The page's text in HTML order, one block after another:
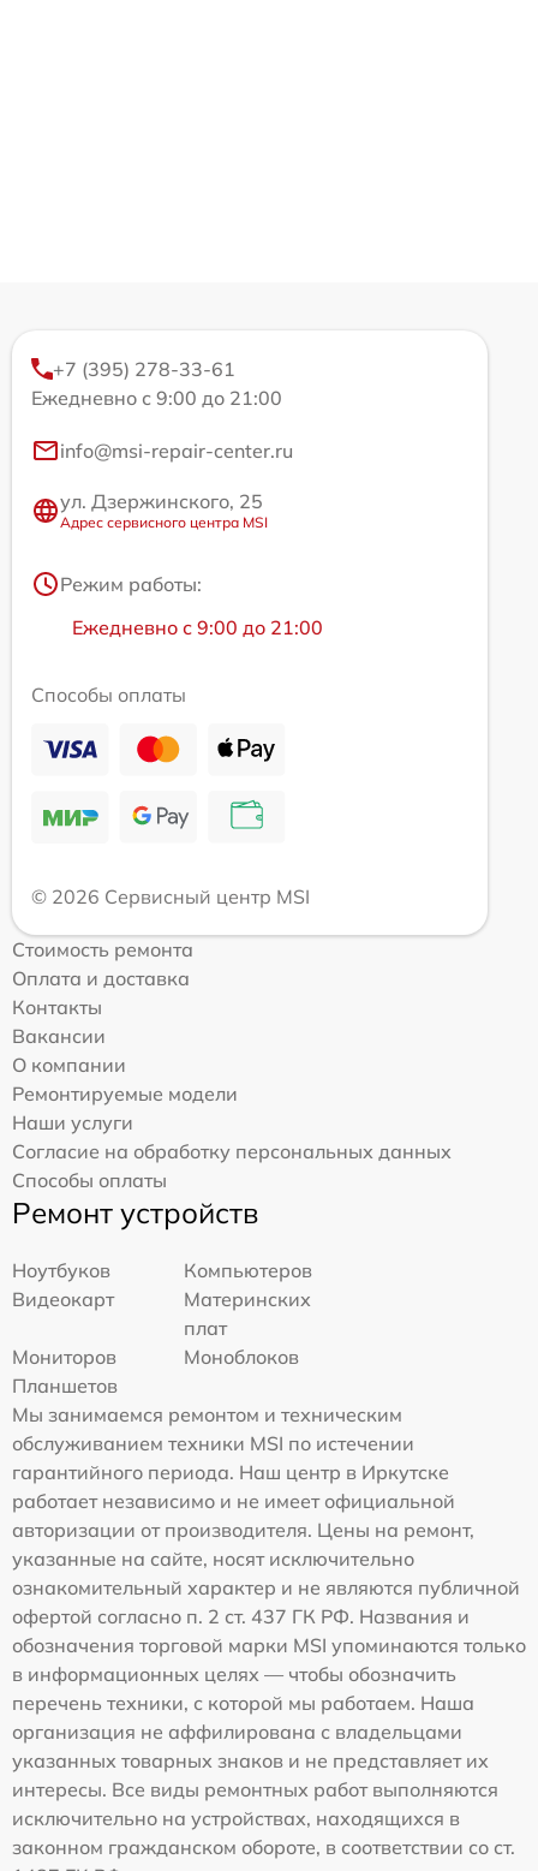
+7 (395) 278-33-61
Ежедневно с 9:00 до 21:00
info@msi-repair-center.ru
ул. Дзержинского, 25
Адрес сервисного центра MSI
Режим работы:
Ежедневно с 9:00 до 21:00
Способы оплаты
© 2026 Сервисный центр MSI
Стоимость ремонта
Оплата и доставка
Контакты
Вакансии
О компании
Ремонтируемые модели
Наши услуги
Согласие на обработку персональных данных
Способы оплаты
Ремонт устройств
Ноутбуков
Компьютеров
Видеокарт
Материнских
плат
Мониторов
Моноблоков
Планшетов
Мы занимаемся ремонтом и техническим
обслуживанием техники MSI по истечении
гарантийного периода. Наш центр в Иркутске
работает независимо и не имеет официальной
авторизации от производителя. Цены на ремонт,
указанные на сайте, носят исключительно
ознакомительный характер и не являются публичной
офертой согласно п. 2 ст. 437 ГК РФ. Названия и
обозначения торговой марки MSI упоминаются только
в информационных целях — чтобы обозначить
перечень техники, с которой мы работаем. Наша
организация не аффилирована с владельцами
указанных товарных знаков и не представляет их
интересы. Все виды ремонтных работ выполняются
исключительно на устройствах, находящихся в
законном гражданском обороте, в соответствии со ст.